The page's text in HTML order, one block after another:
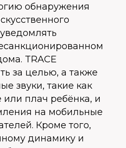
обнаружения
TRACE
за целью, а также
звуки, такие как
или плач ребёнка, и
на мобильные
Кроме того,
динамику и